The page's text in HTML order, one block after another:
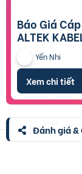
Báo Giá Cáp Mạng Cat5e & Cat6 Chống Nhiễu
ALTEK
Yến Nhi
Xem chi tiết
Đánh giá &